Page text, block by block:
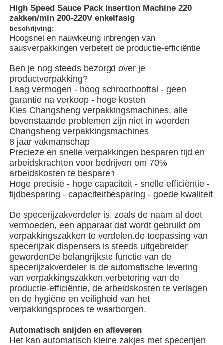
Huis
Producten
Video's
High Speed Sauce Pack Insertion Machine 220
zakken/min 200-220V enkelfasig
beschrijving:
Hoogsnel en nauwkeurig inbrengen van
sausverpakkingen verbetert de productie-efficiëntie
Ben je nog steeds bezorgd over je
productverpakking?
Laag vermogen - hoog schroothooftal - geen
garantie na verkoop - hoge kosten
Kies Changsheng verpakkingsmachines, alle
bovenstaande problemen zijn niet in woorden
Changsheng verpakkingsmachines
8 jaar vakmanschap
Precieze en snelle verpakkingen besparen tijd en
arbeidskrachten voor bedrijven om 70%
arbeidskosten te besparen
Hoge precisie - hoge capaciteit - snelle efficiëntie -
tijdbesparing - capaciteitbesparing - goede kwaliteit
De specerijzakverdeler is, zoals de naam al doet
vermoeden, een apparaat dat wordt gebruikt om
verpakkingszakken te verdelen.de toepassing van
specerijzak dispensers is steeds uitgebreider
gewordenDe belangrijkste functie van de
specerijzakverdeler is de automatische levering
van verpakkingszakken,verbetering van de
productie-efficiëntie, de arbeidskosten te verlagen
en de hygiëne en veiligheid van het
verpakkingsproces te waarborgen.
Automatisch snijden en afleveren
Het kan automatisch kleine zakjes met specerijen